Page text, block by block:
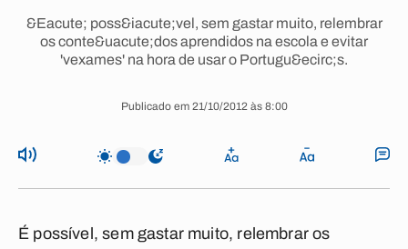
&Eacute; poss&iacute;vel, sem gastar muito, relembrar
os conte&uacute;dos aprendidos na escola e evitar
'vexames' na hora de usar o Portugu&ecirc;s.
Publicado em 21/10/2012 às 8:00
É possível, sem gastar muito, relembrar os